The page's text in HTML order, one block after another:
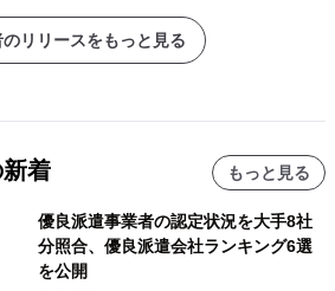
ーキングシューズが注目 ～ 東西ビジ
ネスパーソンへの「ウォーキングに関
する意識調査」 ～
リリースをもっと見る
着 もっと見る
優良派遣事業者の認定状況を大手8社
分照合、優良派遣会社ランキング6選
を公開